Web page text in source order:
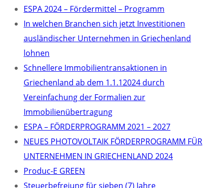
ESPA 2024 – Fördermittel – Programm
In welchen Branchen sich jetzt Investitionen
ausländischer Unternehmen in Griechenland
lohnen
Schnellere Immobilientransaktionen in
Griechenland ab dem 1.1.12024 durch
Vereinfachung der Formalien zur
Immobilienübertragung
ΕSPA – FÖRDERPROGRAMM 2021 – 2027
NEUES PHOTOVOLTAIK FÖRDERPROGRAMM FÜR
UNTERNEHMEN IN GRIECHENLAND 2024
Produc-E GREEN
Steuerbefreiung für sieben (7) Jahre